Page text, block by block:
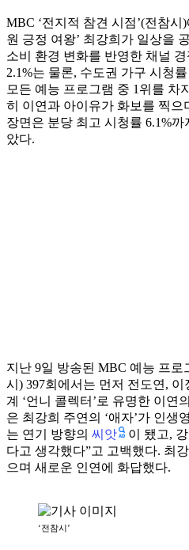
MBC ‘전지적 참견 시점’(전참시
원 긍정 여왕’ 최강희가 일상을
소비 환경 변화를 반영한 채널
2.1%는 물론, 수도권 가구 시청
모든 예능 프로그램 중 1위를 차
히 이연과 아이유가 화보를 찍으
장면은 분당 최고 시청률 6.1%
았다.
지난 9일 방송된 MBC 예능 프로
시) 397회에서는 먼저 전도연, 이
계 ‘언니 콜렉터’로 유명한 이연
은 최강희 주연의 ‘애자’가 인생
는 연기 방향의 씨앗
이 됐고,
다고 생각했다”고 고백했다. 최
으며 새로운 인연에 화답했다.
‘전참시’